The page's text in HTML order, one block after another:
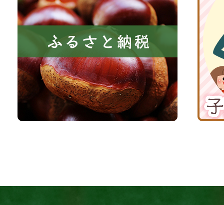
い
き
町
京
さ
と
税
波
子
育
て
応
援